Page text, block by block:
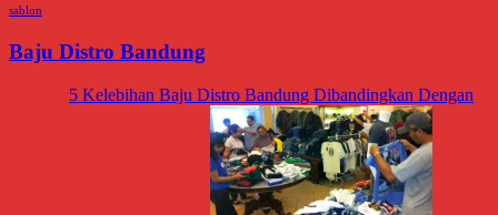
sablon
Baju Distro Bandung
5 Kelebihan Baju Distro Bandung Dibandingkan Dengan